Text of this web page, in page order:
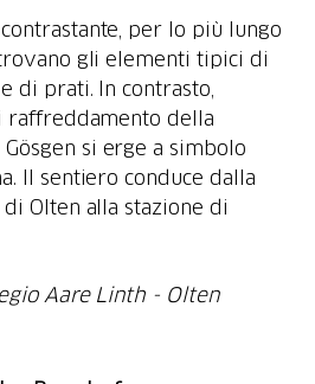
per lo più lungo
gli elementi tipici di
di prati. In contrasto,
della
si erge a simbolo
Il sentiero conduce dalla
Olten alla stazione di
Aare Linth - Olten